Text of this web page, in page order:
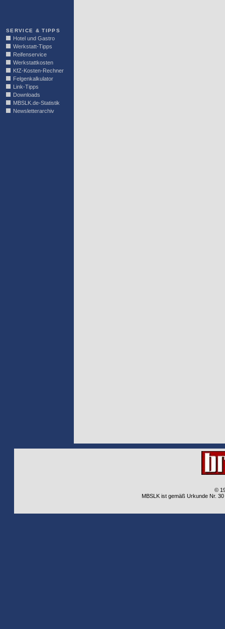
SERVICE & TIPPS
Hotel und Gastro
Werkstatt-Tipps
Reifenservice
Werkstattkosten
KfZ-Kosten-Rechner
Felgenkalkulator
Link-Tipps
Downloads
MBSLK.de-Statistik
Newsletterarchiv
©
MBSLK ist gemäß Urkunde Nr.